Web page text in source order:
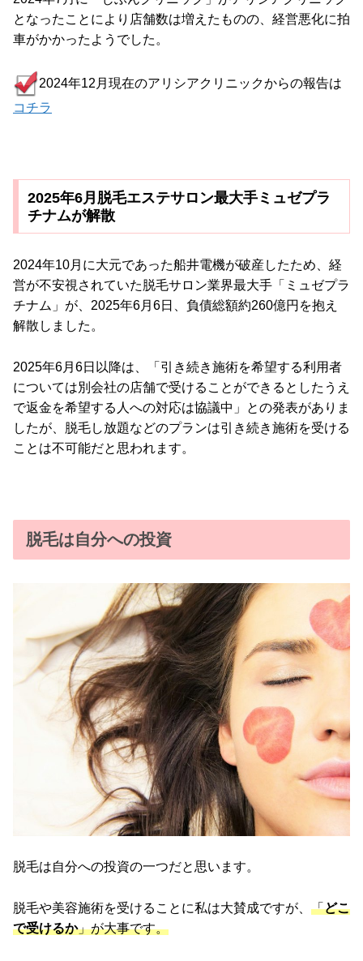
となったことにより店舗数は増えたものの、経営悪化に拍
車がかかったようでした。
2024年12月現在のアリシアクリニックからの報告は
コチラ
2025年6月脱毛エステサロン最大手ミュゼプラ
チナムが解散
2024年10月に大元であった船井電機が破産したため、経
営が不安視されていた脱毛サロン業界最大手「ミュゼプラ
チナム」が、2025年6月6日、負債総額約260億円を抱え
解散しました。
2025年6月6日以降は、「引き続き施術を希望する利用者
については別会社の店舗で受けることができるとしたうえ
で返金を希望する人への対応は協議中」との発表がありま
したが、脱毛し放題などのプランは引き続き施術を受ける
ことは不可能だと思われます。
脱毛は自分への投資
脱毛は自分への投資の一つだと思います。
脱毛や美容施術を受けることに私は大賛成ですが、 「どこ
で受けるか」が大事です。